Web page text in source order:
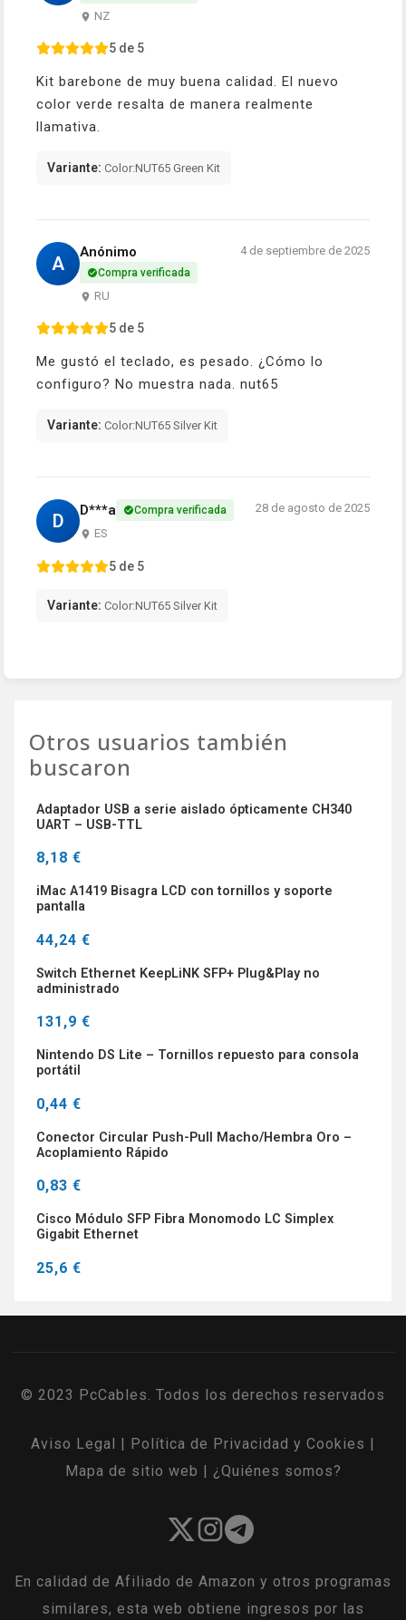
NZ
5 de 5
Kit barebone de muy buena calidad. El nuevo
color verde resalta de manera realmente
llamativa.
Variante: Color:NUT65 Green Kit
A
Anónimo
Compra verificada
RU
4 de septiembre de 2025
5 de 5
Me gustó el teclado, es pesado. ¿Cómo lo
configuro? No muestra nada. nut65
Variante: Color:NUT65 Silver Kit
D D***a Compra verificada
ES
28 de agosto de 2025
5 de 5
Variante: Color:NUT65 Silver Kit
Otros usuarios también
buscaron
Adaptador USB a serie aislado ópticamente CH340
UART – USB-TTL
8,18 €
iMac A1419 Bisagra LCD con tornillos y soporte
pantalla
44,24 €
Switch Ethernet KeepLiNK SFP+ Plug&Play no
administrado
131,9 €
Nintendo DS Lite – Tornillos repuesto para consola
portátil
0,44 €
Conector Circular Push-Pull Macho/Hembra Oro –
Acoplamiento Rápido
0,83 €
Cisco Módulo SFP Fibra Monomodo LC Simplex
Gigabit Ethernet
25,6 €
© 2023 PcCables. Todos los derechos reservados
Aviso Legal | Política de Privacidad y Cookies |
Mapa de sitio web | ¿Quiénes somos?
En calidad de Afiliado de Amazon y otros programas
similares, esta web obtiene ingresos por las